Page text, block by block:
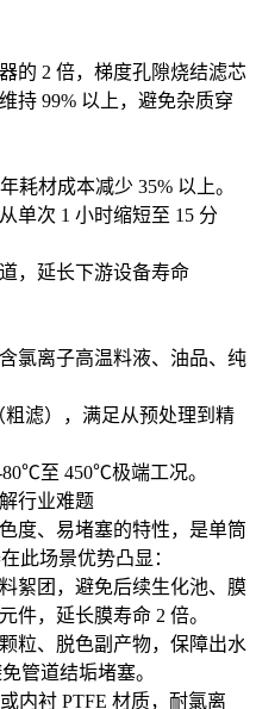
的 2 倍，梯度孔隙烧结滤芯
持 99% 以上，避免杂质穿
耗材成本减少 35% 以上。
单次 1 小时缩短至 15 分
，延长下游设备寿命
氯离子高温料液、油品、纯
粗滤），满足从预处理到精
80℃至 450℃极端工况。
行业难题
度、易堵塞的特性，是单筒
此场景优势凸显：
絮团，避免后续生化池、膜
件，延长膜寿命 2 倍。
粒、脱色副产物，保障出水
管道结垢堵塞。
内衬 PTFE 材质，耐氯离